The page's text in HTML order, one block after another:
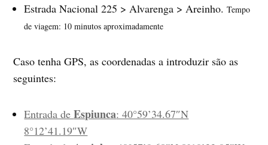
Estrada Nacional 225 > Alvarenga > Areinho.Tempo
de viagem: 10 minutos aproximadamente
Caso tenha GPS, as coordenadas a introduzir são as
seguintes:
Entrada deEspiunca: 40°59’34.67″N
8°12’41.19″W